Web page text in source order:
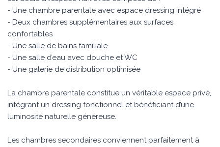
- Une chambre parentale avec espace dressing intégré
- Deux chambres supplémentaires aux surfaces
confortables
- Une salle de bains familiale
- Une salle d’eau avec douche et WC
- Une galerie de distribution optimisée
La chambre parentale constitue un véritable espace privé,
intégrant un dressing fonctionnel et bénéficiant d’une
luminosité naturelle généreuse.
Les chambres secondaires conviennent parfaitement à